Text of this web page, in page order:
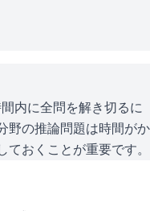
内に全問を解き切るに
野の推論問題は時間がか
おくことが重要です。